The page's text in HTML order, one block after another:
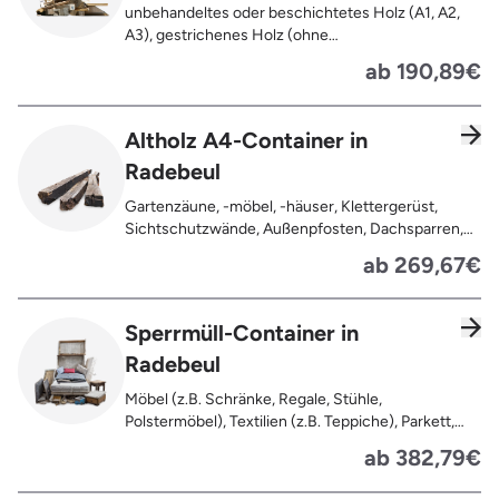
unbehandeltes oder beschichtetes Holz (A1, A2,
A3), gestrichenes Holz (ohne
Oberflächenbehandlung wie Anstrich, Lasur,
Lackierung ), kleine Anhaftungen wie Nägel,
Schrauben oder Scharniere , Möbel und Türen,
Holz (z.B. Paletten, Bauholz),
Holzweichfaserplatten, Holzkisten,
ab 190,89€
Altholz A4-Container in
Radebeul
Gartenzäune, -möbel, -häuser, Klettergerüst,
Sichtschutzwände, Außenpfosten, Dachsparren,
behandeltes Holz (=schadstoffbelastet),
Verfaultes oder verbranntes Holz, Fensterrahmen,
Bahnschwellen, Pflanzfähle, Jägerzaun
ab 269,67€
Sperrmüll-Container in
Radebeul
Möbel (z.B. Schränke, Regale, Stühle,
Polstermöbel), Textilien (z.B. Teppiche), Parkett,
Koffer, Fensterholz oder Türholz / Türen (ohne
Glas), Fahrräder, Matratzen, Spielzeug, Bücher,
Laminat
ab 382,79€